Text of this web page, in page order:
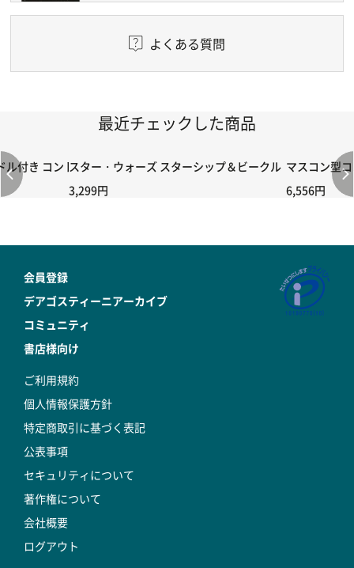
よくある質問
最近チェックした商品
付き コントローラー＆ポイント切り替えスイッチRC-02/C002 /
スター・ウォーズ スターシップ＆ビークル・コレクショ
3,299円
マスコン型
6,556円
会員登録
デアゴスティーニアーカイブ
コミュニティ
書店様向け
ご利用規約
個人情報保護方針
特定商取引に基づく表記
公表事項
セキュリティについて
著作権について
会社概要
ログアウト